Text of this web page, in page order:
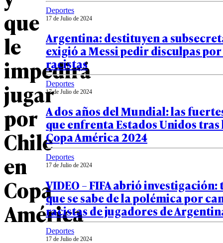
que
le
impedirá
jugar
por
Chile
en
Copa
América
Deportes
17 de Julio de 2024
Argentina: destituyen a
exigió a Messi pedir disculpas
racistas
Deportes
17 de Julio de 2024
A dos años del Mundial: las
que enfrenta Estados Unidos
Copa América 2024
Deportes
17 de Julio de 2024
VIDEO – FIFA abrió
que se sabe de la polémica por
racistas de jugadores de
Deportes
17 de Julio de 2024